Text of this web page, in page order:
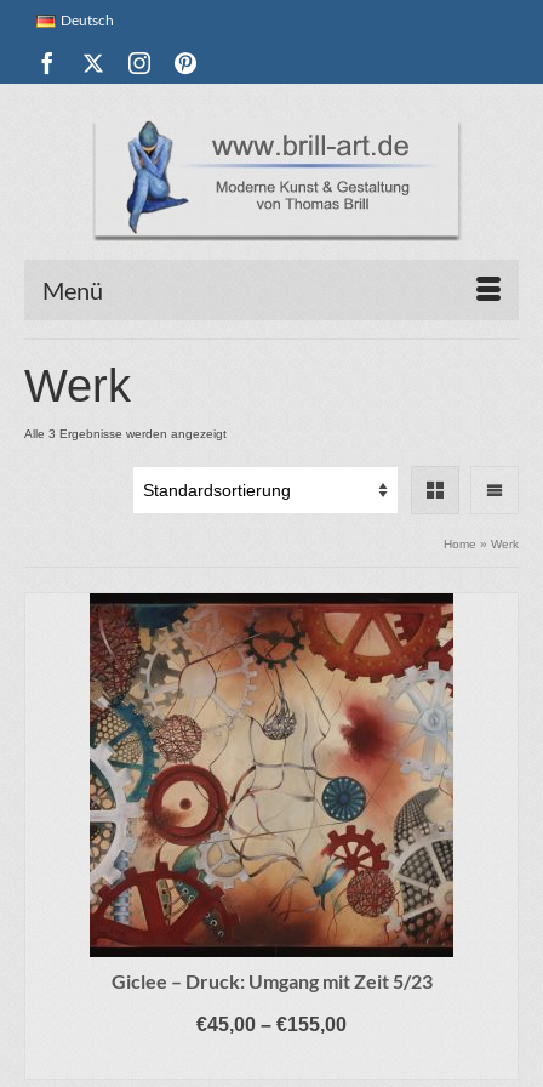
Deutsch
Menü
Werk
Alle 3 Ergebnisse werden angezeigt
Home » Werk
Giclee – Druck: Umgang mit Zeit 5/23
€45,00 – €155,00